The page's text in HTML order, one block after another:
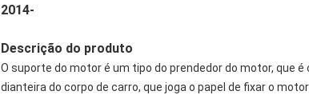
2014-
Descrição do produto
O suporte do motor é um tipo do prendedor do motor, que
dianteira do corpo de carro, que joga o papel de fixar o